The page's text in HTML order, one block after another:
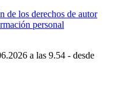
de los derechos de autor
personal
a las 9.54 - desde